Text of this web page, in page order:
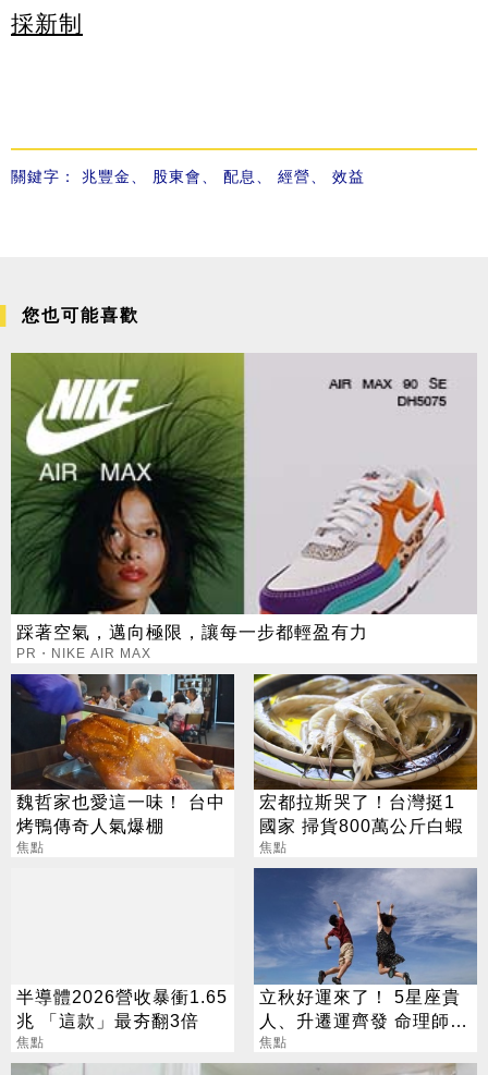
採新制
關鍵字： 兆豐金 股東會 配息 經營 效益
您也可能喜歡
踩著空氣，邁向極限，讓每一步都輕盈有力
PR・NIKE AIR MAX
魏哲家也愛這一味！ 台中
烤鴨傳奇人氣爆棚
焦點
宏都拉斯哭了！台灣挺1
國家 掃貨800萬公斤白蝦
焦點
半導體2026營收暴衝1.65
兆 「這款」最夯翻3倍
焦點
立秋好運來了！ 5星座貴
人、升遷運齊發 命理師：
把握黃金轉運期
焦點